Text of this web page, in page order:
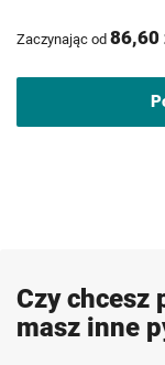
Zaczynając od 86,60
Czy chcesz
masz inne